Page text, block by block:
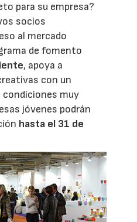
para su empresa?
socios
al mercado
de fomento
, apoya a
con un
muy
jóvenes podrán
hasta el 31 de